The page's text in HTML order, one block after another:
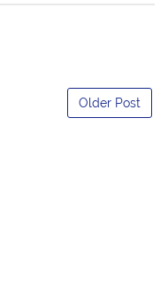
Older Post